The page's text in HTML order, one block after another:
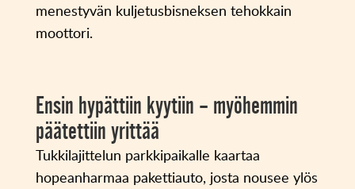
menestyvän kuljetusbisneksen tehokkain
moottori.
Ensin hypättiin kyytiin – myöhemmin
päätettiin yrittää
Tukkilajittelun parkkipaikalle kaartaa
hopeanharmaa pakettiauto, josta nousee ylös